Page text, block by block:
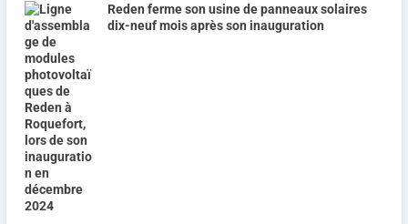
Reden ferme son usine de panneaux solaires
dix-neuf mois après son inauguration